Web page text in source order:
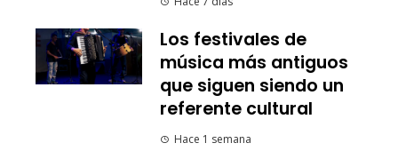
Los festivales de
música más antiguos
que siguen siendo un
referente cultural
Hace 1 semana